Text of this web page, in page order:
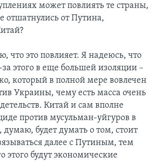
может повлиять те страны,
отшатнулись от Путина,
что это повлияет. Я надеюсь, что
этого в еще большей изоляции –
который в полной мере вовлечен
Украины, чему есть масса очень
Китай и сам вполне
против мусульман-уйгуров в
будет думать о том, стоит
далее с Путиным, тем
этого будут экономические